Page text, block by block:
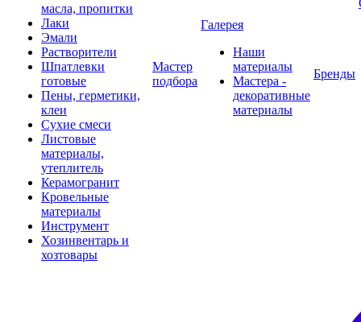
масла, пропитки
Лаки
Эмали
Растворители
Шпатлевки
готовые
Пены, герметики,
клеи
Сухие смеси
Листовые
материалы,
утеплитель
Керамогранит
Кровельные
материалы
Инструмент
Хозинвентарь и
хозтовары
Мастер
подбора
Галерея
Наши
материалы
Мастера -
декоративные
материалы
Бренды